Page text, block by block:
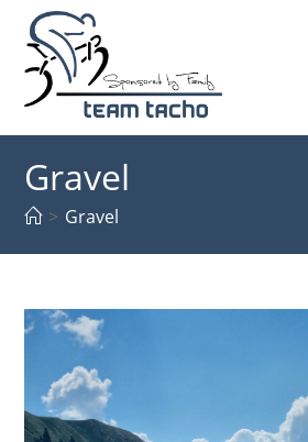
Inhalt
springen
Gravel
> Gravel